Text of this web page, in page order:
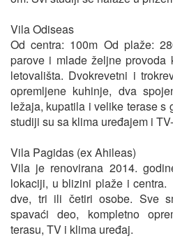
Vila Odiseas
Od centra: 100m Od plaže:
parove i mlade željne provoda
letovališta. Dvokrevetni i
opremljene kuhinje, dva
ležaja, kupatila i velike terase s
studiji su sa klima uređajem i
Vila Pagidas (ex Ahileas)
Vila je renovirana 2014.
lokaciji, u blizini plaže i
dve, tri ili četiri osobe. Sve
spavaći deo, kompletno
terasu, TV i klima uređaj.